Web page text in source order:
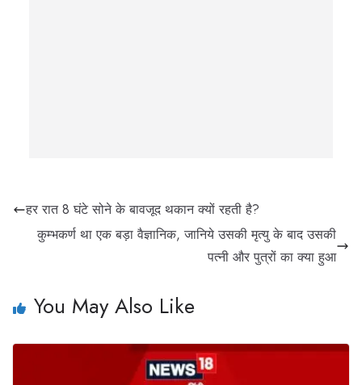
हर रात 8 घंटे सोने के बावजूद थकान क्यों रहती है?
कुम्भकर्ण था एक बड़ा वैज्ञानिक, जानिये उसकी मृत्यु के बाद उसकी
पत्नी और पुत्रों का क्या हुआ
You May Also Like